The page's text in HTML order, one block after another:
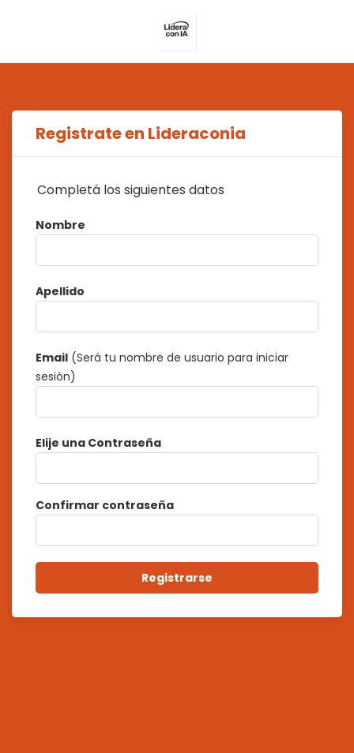
Registrate en Lideraconia
Completá los siguientes datos
Nombre
Apellido
Email (Será tu nombre de usuario para iniciar
sesión)
Elije una Contraseña
Confirmar contraseña
Registrarse